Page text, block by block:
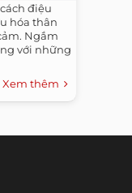
điệu
hóa thân
Ngắm
với những
Xem thêm